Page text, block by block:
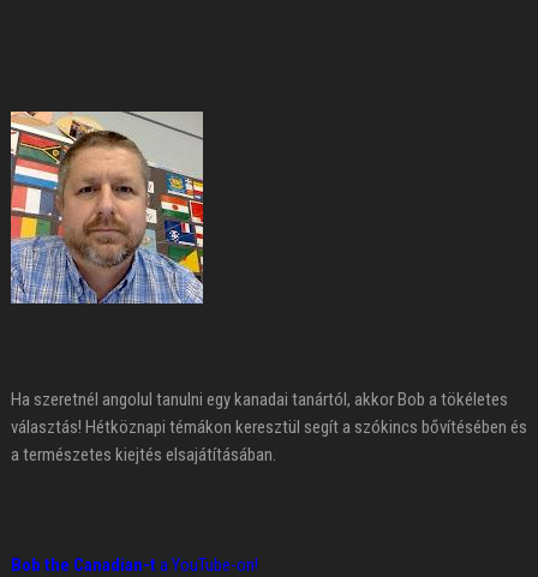
Ha szeretnél angolul tanulni egy kanadai tanártól, akkor Bob a tökéletes
választás! Hétköznapi témákon keresztül segít a szókincs bővítésében és
a természetes kiejtés elsajátításában.
Bob the Canadian-t a YouTube-on!